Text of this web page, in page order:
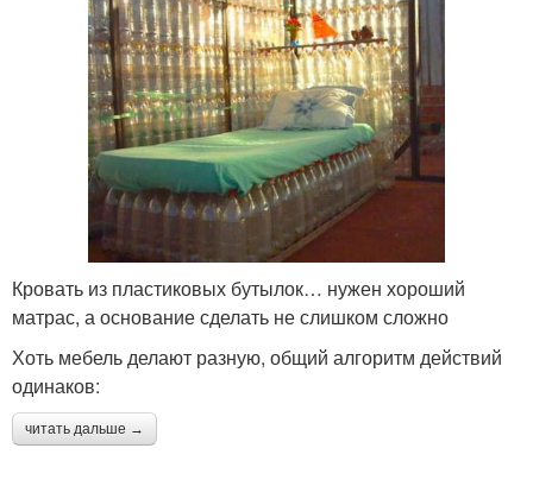
Кровать из пластиковых бутылок… нужен хороший
матрас, а основание сделать не слишком сложно
Хоть мебель делают разную, общий алгоритм действий
одинаков:
читать дальше →